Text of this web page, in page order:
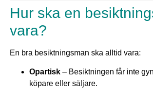
Hur ska en
vara?
En bra besiktningsman ska alltid vara:
Opartisk – Besiktningen får inte
köpare eller säljare.